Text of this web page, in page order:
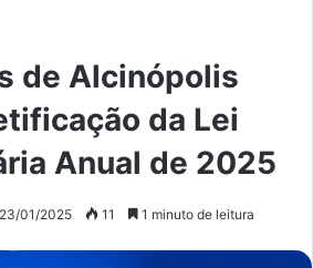
de Alcinópolis
da Lei
Anual de 2025
23/01/2025 11 1 minuto de leitura